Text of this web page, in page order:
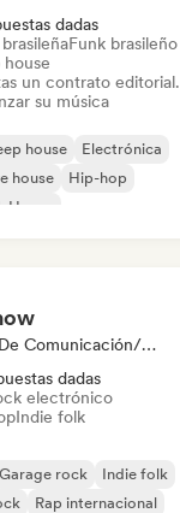
dadas
Funk brasileño
house
un contrato editorial.
su música
house
Electrónica
house
Hip-hop
House
Medios De Comunicación/Periodista
dadas
electrónico
Indie folk
Garage rock
Indie folk
Rap internacional